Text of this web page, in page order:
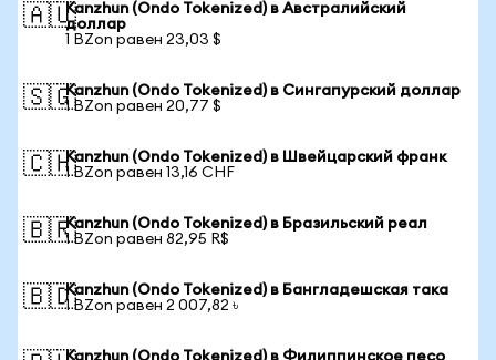
🇦🇺Kanzhun (Ondo Tokenized) в Австралийский
доллар
1 BZon равен 23,03 $
🇸🇬Kanzhun (Ondo Tokenized) в Сингапурский доллар
1 BZon равен 20,77 $
🇨🇭Kanzhun (Ondo Tokenized) в Швейцарский франк
1 BZon равен 13,16 CHF
🇧🇷Kanzhun (Ondo Tokenized) в Бразильский реал
1 BZon равен 82,95 R$
🇧🇩Kanzhun (Ondo Tokenized) в Бангладешская така
1 BZon равен 2 007,82 ৳
Kanzhun (Ondo Tokenized) в Филиппинское песо